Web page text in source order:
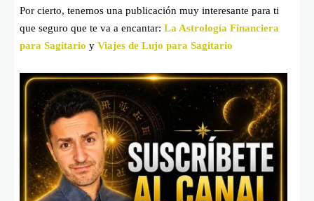
Por cierto, tenemos una publicación muy interesante para ti
que seguro que te va a encantar: La Astrología Financiera
para Sagitario y Viajes de Lujo para Sagitario